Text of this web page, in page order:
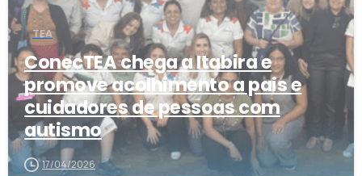
TEA
ConecTEA chega a Itabira e
promove acolhimento a pais e
cuidadores de pessoas com
autismo
17/04/2026